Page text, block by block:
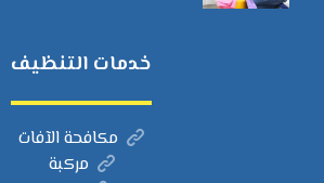
خدمات التنظيف
مكافحة الآفات
مركبة